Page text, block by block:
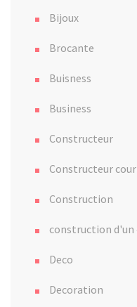
Bijoux
Brocante
Buisness
Business
Constructeur
Constructeur
Construction
construction d'un
Deco
Decoration